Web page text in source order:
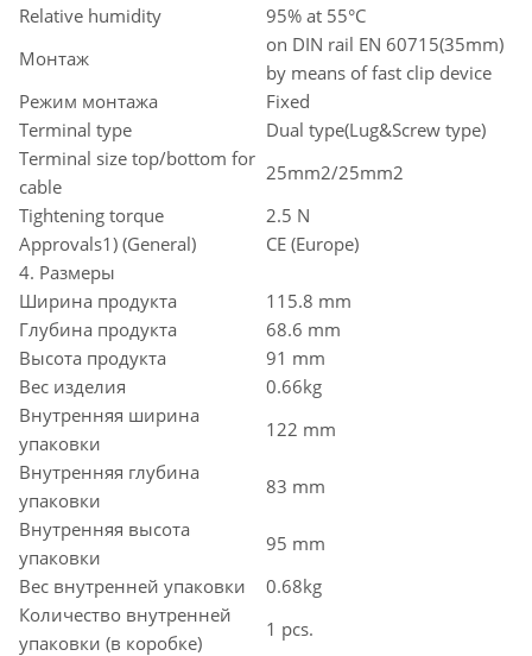
Relative humidity
95% at 55°C
Монтаж
on DIN rail EN 60715(35mm)
by means of fast clip device
Режим монтажа
Fixed
Terminal type
Dual type(Lug&Screw type)
Terminal size top/bottom for
cable
25mm2/25mm2
Tightening torque
2.5 N
Approvals1) (General)
CE (Europe)
4. Размеры
Ширина продукта
115.8 mm
Глубина продукта
68.6 mm
Высота продукта
91 mm
Вес изделия
0.66kg
Внутренняя ширина
упаковки
122 mm
Внутренняя глубина
упаковки
83 mm
Внутренняя высота
упаковки
95 mm
Вес внутренней упаковки
0.68kg
Количество внутренней
упаковки (в коробке)
1 pcs.